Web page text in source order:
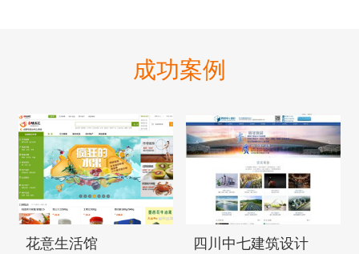
成功案例
花意生活馆 四川中七建筑设计